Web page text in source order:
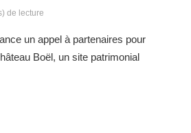
de lecture
un appel à partenaires pour
Boël, un site patrimonial